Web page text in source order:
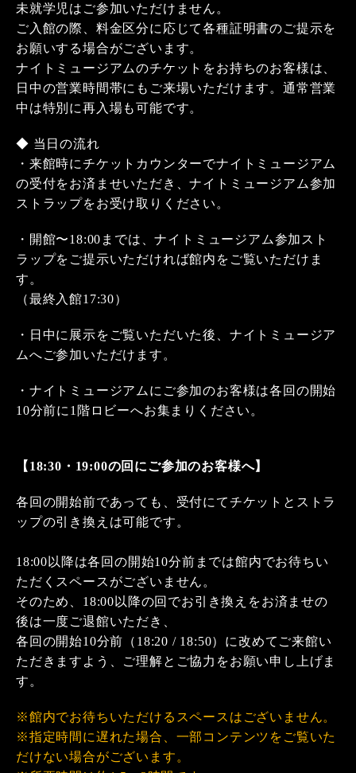
未就学児はご参加いただけません。
ご入館の際、料金区分に応じて各種証明書のご提示を
お願いする場合がございます。
ナイトミュージアムのチケットをお持ちのお客様は、
日中の営業時間帯にもご来場いただけます。通常営業
中は特別に再入場も可能です。
◆ 当日の流れ
・来館時にチケットカウンターでナイトミュージアム
の受付をお済ませいただき、ナイトミュージアム参加
ストラップをお受け取りください。
・開館〜18:00までは、ナイトミュージアム参加スト
ラップをご提示いただければ館内をご覧いただけま
す。
（最終入館17:30）
・日中に展示をご覧いただいた後、ナイトミュージア
ムへご参加いただけます。
・ナイトミュージアムにご参加のお客様は各回の開始
10分前に1階ロビーへお集まりください。
【18:30・19:00の回にご参加のお客様へ】
各回の開始前であっても、受付にてチケットとストラ
ップの引き換えは可能です。
18:00以降は各回の開始10分前までは館内でお待ちい
ただくスペースがございません。
そのため、18:00以降の回でお引き換えをお済ませの
後は一度ご退館いただき、
各回の開始10分前（18:20 / 18:50）に改めてご来館い
ただきますよう、ご理解とご協力をお願い申し上げま
す。
※館内でお待ちいただけるスペースはございません。
※指定時間に遅れた場合、一部コンテンツをご覧いた
だけない場合がございます。